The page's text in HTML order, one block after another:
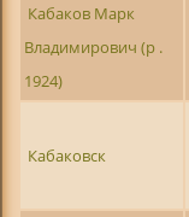
Кабаков Марк
Владимирович (р .
1924)
Кабаковск